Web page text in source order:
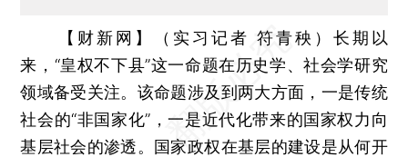
【财新网】（实习记者 符青秧） 长期以
来，“皇权不下县”这一命题在历史学、社会学研究
领域备受关注。该命题涉及到两大方面，一是传统
社会的“非国家化”，一是近代化带来的国家权力向
基层社会的渗透。国家政权在基层的建设是从何开